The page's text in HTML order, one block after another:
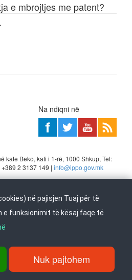
e mbrojtjes me patent?
Na ndiqni në
kate Beko, kati i 1-rë, 1000 Shkup, Tel:
2 3137 149 | info@ippo.gov.mk
©2026. ·Privacy·Terms
në pajisjen Tuaj për të
e funksionimit të kësaj faqe të
Nuk pajtohem